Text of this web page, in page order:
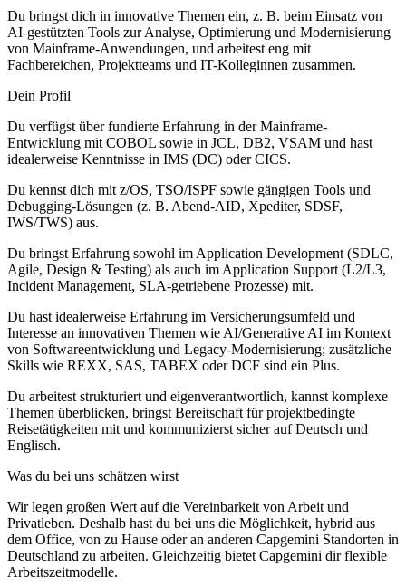
Du bringst dich in innovative Themen ein, z. B. beim Einsatz von
AI-gestützten Tools zur Analyse, Optimierung und Modernisierung
von Mainframe-Anwendungen, und arbeitest eng mit
Fachbereichen, Projektteams und IT-Kolleginnen zusammen.
Dein Profil
Du verfügst über fundierte Erfahrung in der Mainframe-
Entwicklung mit COBOL sowie in JCL, DB2, VSAM und hast
idealerweise Kenntnisse in IMS (DC) oder CICS.
Du kennst dich mit z/OS, TSO/ISPF sowie gängigen Tools und
Debugging-Lösungen (z. B. Abend-AID, Xpediter, SDSF,
IWS/TWS) aus.
Du bringst Erfahrung sowohl im Application Development (SDLC,
Agile, Design & Testing) als auch im Application Support (L2/L3,
Incident Management, SLA-getriebene Prozesse) mit.
Du hast idealerweise Erfahrung im Versicherungsumfeld und
Interesse an innovativen Themen wie AI/Generative AI im Kontext
von Softwareentwicklung und Legacy-Modernisierung; zusätzliche
Skills wie REXX, SAS, TABEX oder DCF sind ein Plus.
Du arbeitest strukturiert und eigenverantwortlich, kannst komplexe
Themen überblicken, bringst Bereitschaft für projektbedingte
Reisetätigkeiten mit und kommunizierst sicher auf Deutsch und
Englisch.
Was du bei uns schätzen wirst
Wir legen großen Wert auf die Vereinbarkeit von Arbeit und
Privatleben. Deshalb hast du bei uns die Möglichkeit, hybrid aus
dem Office, von zu Hause oder an anderen Capgemini Standorten in
Deutschland zu arbeiten. Gleichzeitig bietet Capgemini dir flexible
Arbeitszeitmodelle.